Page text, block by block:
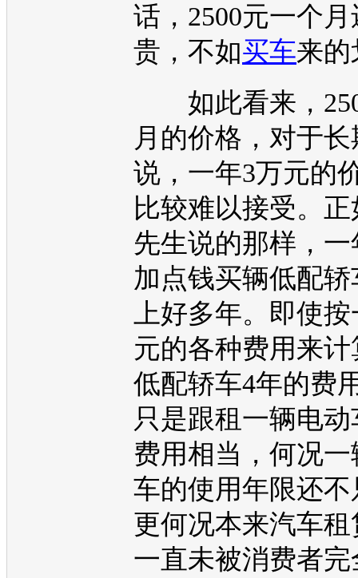
话，2500元一个
贵，不如买车来的
如此看来，
月的价格，对于
说，一年3万元的
比较难以接受。
先生说的那样，
加点钱买辆低配
上好多年。即使
元的各种费用来
低配轿车4年的费
只是跟租一辆电动
费用相当，何况
车的使用年限还不
更何况本来汽车
一直未被消费者